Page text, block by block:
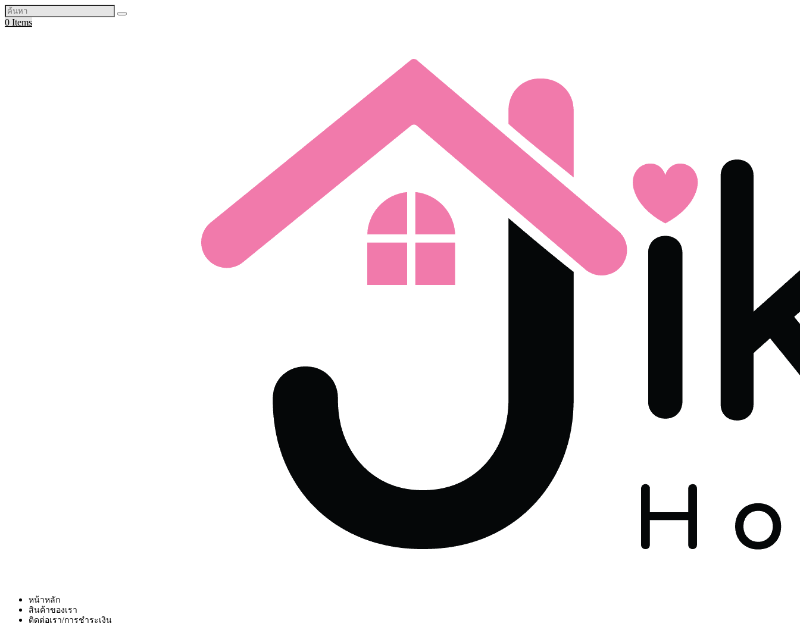
0 Items
หน้าหลัก
สินค้าของเรา
ติดต่อเรา/การชำระเงิน